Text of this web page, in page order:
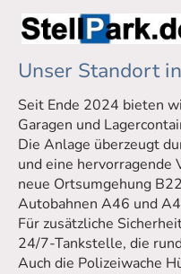
Unser Standort
Seit Ende 2024 bieten
Garagen und
Die Anlage überzeugt
und eine hervorragende
neue Ortsumgehung
Autobahnen A46 und
Für zusätzliche
24/7-Tankstelle, die
Auch die Polizeiwache